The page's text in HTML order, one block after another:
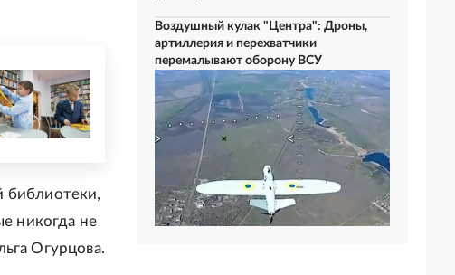
библиотеки,
никогда не
Огурцова.
Воздушный кулак "Центра": Дроны,
артиллерия и перехватчики
перемалывают оборону ВСУ